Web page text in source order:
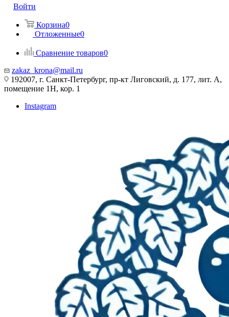
Войти
Корзина0
Отложенные0
Сравнение товаров0
zakaz_krona@mail.ru
192007, г. Санкт-Петербург, пр-кт Лиговский, д. 177, лит. А,
помещение 1Н, кор. 1
Instagram